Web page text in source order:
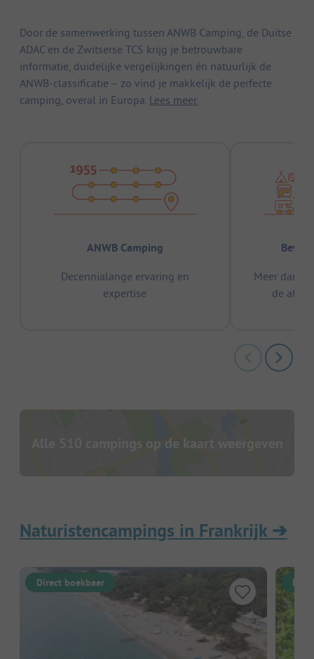
Door de samenwerking tussen ANWB Camping, de Duitse
ADAC en de Zwitserse TCS krijg je betrouwbare
informatie, duidelijke vergelijkingen én natuurlijk de
ANWB-classificatie – zo vind je makkelijk de perfecte
camping, overal in Europa. Lees meer.
ANWB Camping
Decennialange ervaring en
expertise
Meer dan
de
Alle 510 campings op de kaart weergeven
Naturistencampings in Frankrijk➔
Direct boekbaar